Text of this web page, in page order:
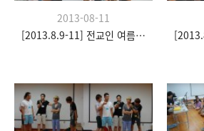
2013-08-11
[2013.8.9-11] 전교인 여름수련회- "이쉼 전쉼"